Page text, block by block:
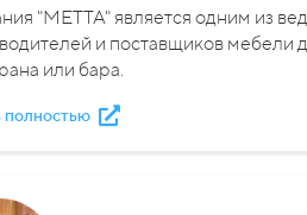
"МЕТТА" является одним из
и поставщиков мебели
или бара.
полностью